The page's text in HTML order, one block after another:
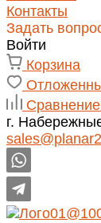
Контакты
Задать
Войти
Корзина
г.